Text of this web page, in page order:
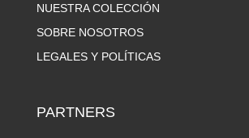
NUESTRA COLECCIÓN
SOBRE NOSOTROS
LEGALES Y POLÍTICAS
PARTNERS